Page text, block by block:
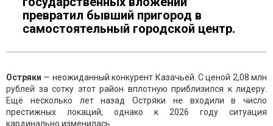
превратил бывший пригород в
самостоятельный городской центр.
Остряки — неожиданный конкурент Казачьей. С ценой 2,08 млн
рублей за сотку этот район вплотную приблизился к лидеру.
Ещё несколько лет назад Остряки не входили в число
престижных локаций, однако к 2026 году ситуация
кардинально изменилась.